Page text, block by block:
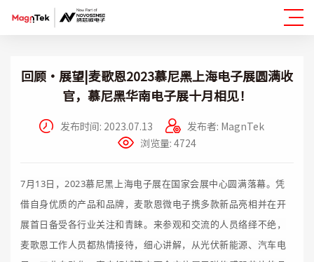
回顾·展望|麦歌恩2023慕尼黑上海电子展圆满收
官，慕尼黑华南电子展十月相见！
发布时间: 2023.07.13
发布者: MagnTek
浏览量: 4724
7月13日，2023慕尼黑上海电子展在国家会展中心圆满落幕。凭
借自身优质的产品和品牌，麦歌恩微电子携多款新品亮相并在开
展首日备受各行业关注和青睐。来参观和交流的人员络绎不绝，
麦歌恩工作人员都热情接待，细心讲解，从光伏新能源、汽车电